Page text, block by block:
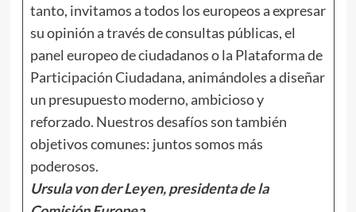
tanto, invitamos a todos los europeos a expresar
su opinión a través de consultas públicas, el
panel europeo de ciudadanos o la Plataforma de
Participación Ciudadana, animándoles a diseñar
un presupuesto moderno, ambicioso y
reforzado. Nuestros desafíos son también
objetivos comunes: juntos somos más
poderosos.
Ursula von der Leyen, presidenta de la